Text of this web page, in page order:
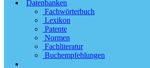
Datenbanken
Fachwörterbuch
Lexikon
Patente
Normen
Fachliteratur
Buchempfehlungen